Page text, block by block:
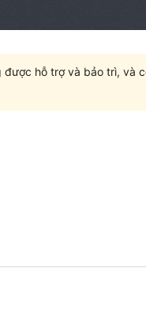
được hỗ trợ và bảo trì, và